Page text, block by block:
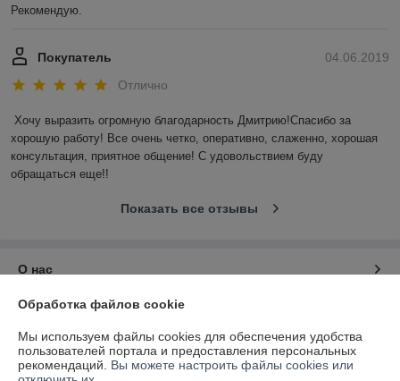
Рекомендую.
04.06.2019
Покупатель
Отлично
Хочу выразить огромную благодарность Дмитрию!Спасибо за
хорошую работу! Все очень четко, оперативно, слаженно, хорошая
консультация, приятное общение! С удовольствием буду
обращаться еще!!
Показать все отзывы
О нас
Контакты
Доставка и оплата
Обработка файлов cookie
Мы используем файлы cookies для обеспечения удобства
пользователей портала и предоставления персональных
рекомендаций. Вы можете настроить файлы cookies или